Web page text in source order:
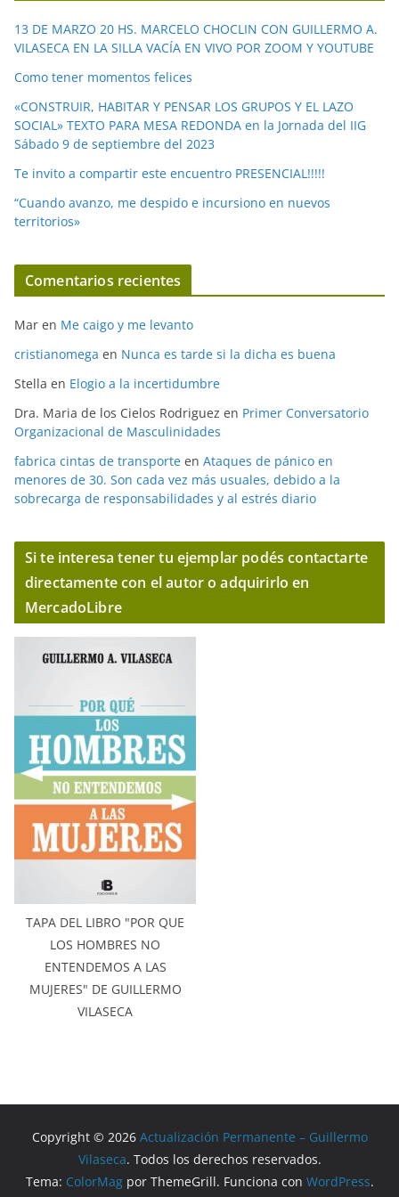
e
o
13 DE MARZO 20 HS. MARCELO CHOCLIN CON GUILLERMO A.
VILASECA EN LA SILLA VACÍA EN VIVO POR ZOOM Y YOUTUBE
Como tener momentos felices
«CONSTRUIR, HABITAR Y PENSAR LOS GRUPOS Y EL LAZO
SOCIAL» TEXTO PARA MESA REDONDA en la Jornada del IIG
Sábado 9 de septiembre del 2023
Te invito a compartir este encuentro PRESENCIAL!!!!!
“Cuando avanzo, me despido e incursiono en nuevos
territorios»
Comentarios recientes
Mar en Me caigo y me levanto
cristianomega en Nunca es tarde si la dicha es buena
Stella en Elogio a la incertidumbre
Dra. Maria de los Cielos Rodriguez en Primer Conversatorio
Organizacional de Masculinidades
fabrica cintas de transporte en Ataques de pánico en
menores de 30. Son cada vez más usuales, debido a la
sobrecarga de responsabilidades y al estrés diario
Si te interesa tener tu ejemplar podés contactarte
directamente con el autor o adquirirlo en
MercadoLibre
TAPA DEL LIBRO "POR QUE
LOS HOMBRES NO
ENTENDEMOS A LAS
MUJERES" DE GUILLERMO
VILASECA
Copyright © 2026 Actualización Permanente – Guillermo
Vilaseca. Todos los derechos reservados.
Tema: ColorMagpor ThemeGrill. Funciona con WordPress.